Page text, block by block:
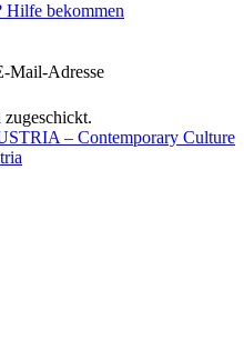
Hilfe bekommen
Mail-Adresse
– Contemporary Culture